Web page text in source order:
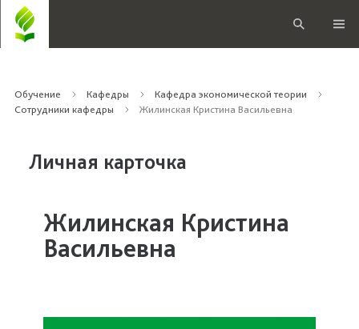
Обучение Кафедры
Кафедра экономической теории
Сотрудники кафедры
Жилинская Кристина Васильевна
Личная карточка
Жилинская Кристина
Васильевна